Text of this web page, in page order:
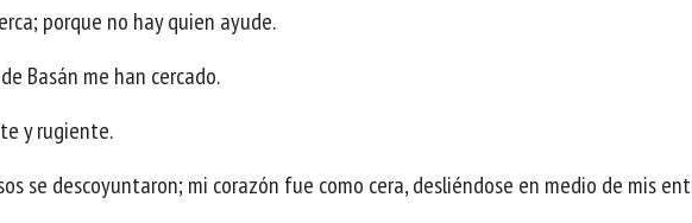
porque no hay quien ayude.
Basán me han cercado.
y rugiente.
se descoyuntaron; mi corazón fue como cera, desliéndose en medio de mis